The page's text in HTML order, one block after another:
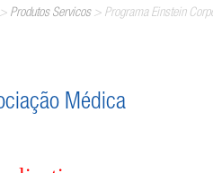
Produtos Servicos> Programa Einstein
Médica​